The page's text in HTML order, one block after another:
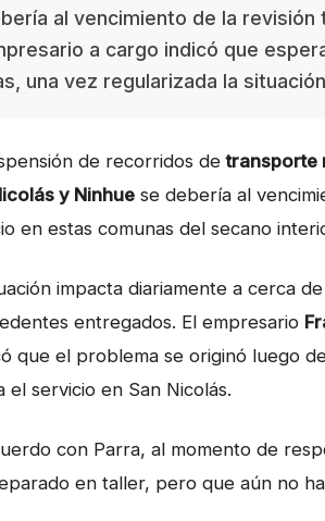
al vencimiento de la
a cargo indicó que
una vez regularizada la
de recorridos detransporte
y Ninhue se debería al
en estas comunas del secano
impacta diariamente a cerca de
entregados. El empresario
que el problema se originó luego
el servicio en San Nicolás.
con Parra, al momento de
en taller, pero que aún no